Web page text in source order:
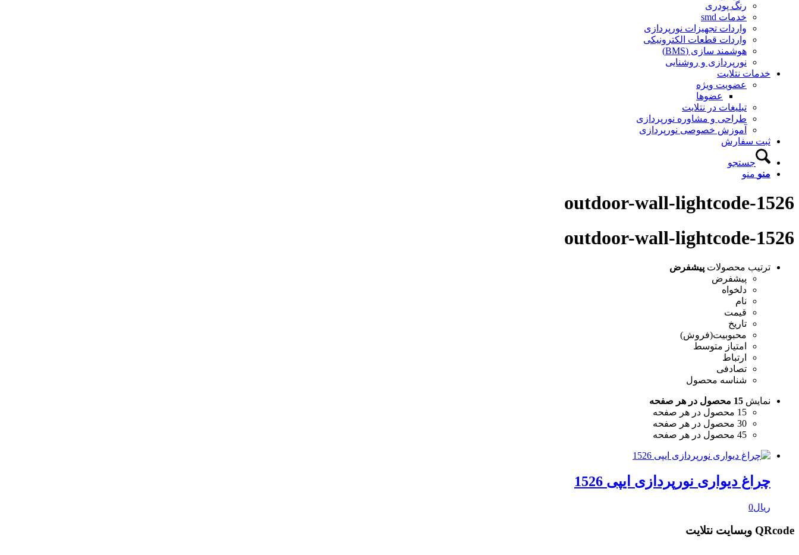
رنگ پودری
خدمات smd
واردات تجهیزات نورپردازی
واردات قطعات الکترونیکی
هوشمند سازی (BMS)
نورپردازی و روشنایی
خدمات نتلایت
عضویت ویژه
عضوها
تبلیغات در نتلایت
طراحی و مشاوره نورپردازی
آموزش خصوصی نورپردازی
ثبت سفارش
جستجو
منو منو
outdoor-wall-lightcode-1526
outdoor-wall-lightcode-1526
ترتیب محصولات پیشفرض
پیشفرض
دلخواه
نام
قیمت
تاریخ
محبوبیت(فروش)
امتیاز متوسط
ارتباط
تصادفی
شناسه محصول
نمایش 15 محصول در هر صفحه
15 محصول در هر صفحه
30 محصول در هر صفحه
45 محصول در هر صفحه
چراغ دیواری نورپردازی ایپی 1526
ریال0
QRcode وبسایت نتلایت